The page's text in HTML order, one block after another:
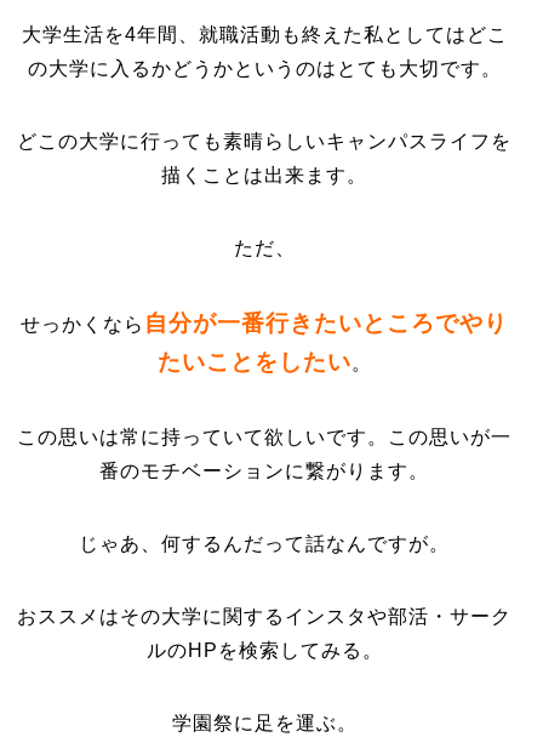
大学生活を4年間、就職活動も終えた私としてはどこ
の大学に入るかどうかというのはとても大切です。
どこの大学に行っても素晴らしいキャンパスライフを
描くことは出来ます。
ただ、
せっかくなら 自分が一番行きたいところでやり
たいことをしたい。
この思いは常に持っていて欲しいです。この思いが一
番のモチベーションに繋がります。
じゃあ、何するんだって話なんですが。
おススメはその大学に関するインスタや部活・サーク
ルのHPを検索してみる。
学園祭に足を運ぶ。